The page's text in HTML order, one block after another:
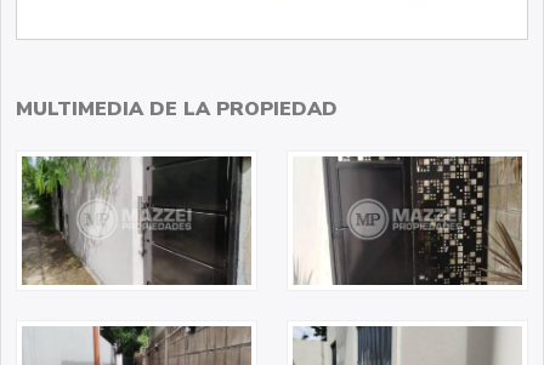
MULTIMEDIA DE LA PROPIEDAD